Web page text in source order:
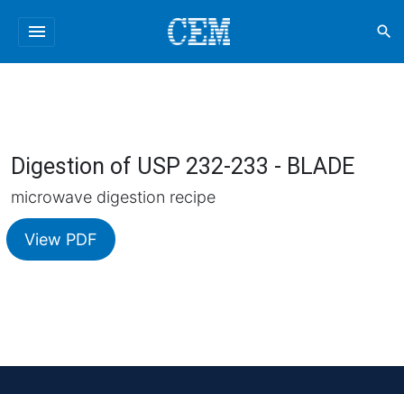
menu search
Digestion of USP 232-233 - BLADE
microwave digestion recipe
View PDF